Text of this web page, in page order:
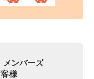
メンバーズ
様